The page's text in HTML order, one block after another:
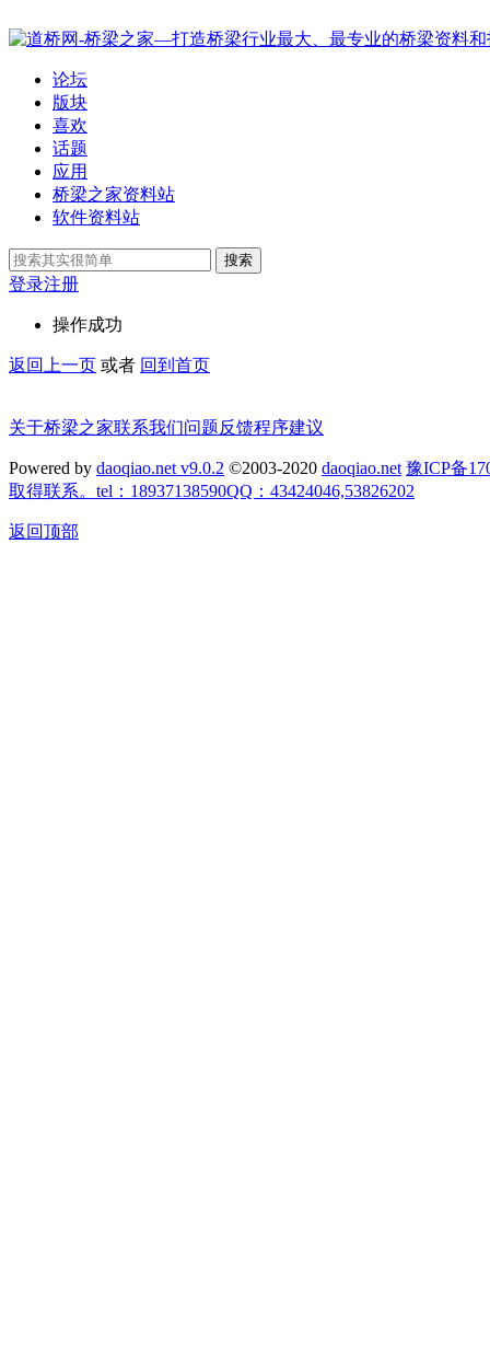
论坛
版块
喜欢
话题
应用
桥梁之家资料站
软件资料站
搜索
登录注册
操作成功
返回上一页 或者 回到首页
关于桥梁之家联系我们问题反馈程序建议
Powered by daoqiao.net v9.0.2 ©2003-2020 daoqiao.net 豫ICP备
取得联系。tel：18937138590QQ：43424046,53826202
返回顶部